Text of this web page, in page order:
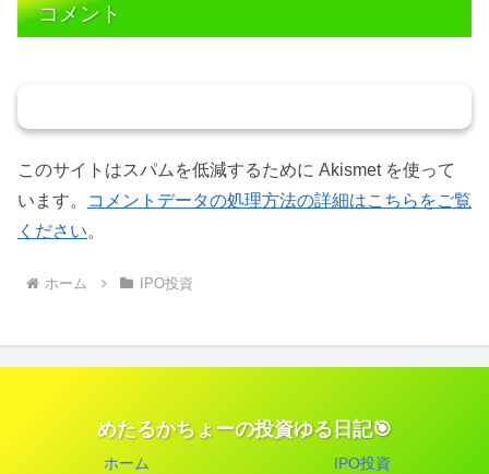
コメント
このサイトはスパムを低減するために Akismet を使って
います。
コメントデータの処理方法の詳細はこちらをご覧
ください。
ホーム IPO投資
めたるかちょーの投資ゆる日記🎯
ホーム
IPO投資